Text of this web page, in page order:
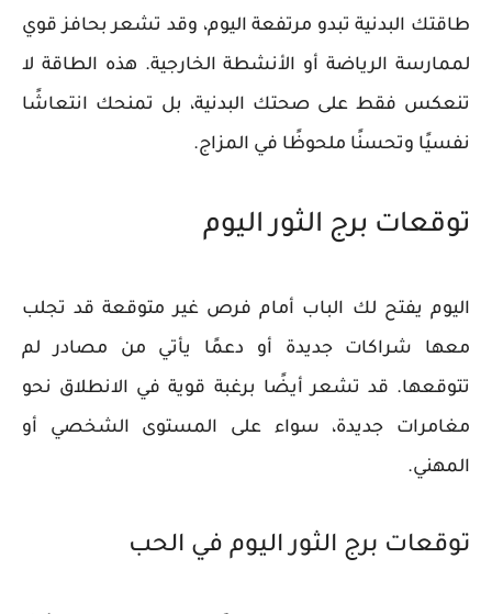
طاقتك البدنية تبدو مرتفعة اليوم، وقد تشعر بحافز قوي
لممارسة الرياضة أو الأنشطة الخارجية. هذه الطاقة لا
تنعكس فقط على صحتك البدنية، بل تمنحك انتعاشًا
نفسيًا وتحسنًا ملحوظًا في المزاج.
توقعات برج الثور اليوم
اليوم يفتح لك الباب أمام فرص غير متوقعة قد تجلب
معها شراكات جديدة أو دعمًا يأتي من مصادر لم
تتوقعها. قد تشعر أيضًا برغبة قوية في الانطلاق نحو
مغامرات جديدة، سواء على المستوى الشخصي أو
المهني.
توقعات برج الثور اليوم في الحب